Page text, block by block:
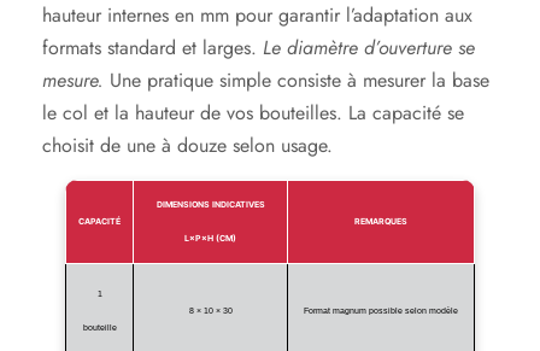
hauteur internes en mm pour garantir l’adaptation aux
formats standard et larges. Le diamètre d’ouverture se
mesure. Une pratique simple consiste à mesurer la base
le col et la hauteur de vos bouteilles. La capacité se
choisit de une à douze selon usage.
CAPACITÉ
DIMENSIONS INDICATIVES
L×P×H (CM)
REMARQUES
1
bouteille
8 × 10 × 30 Format magnum possible selon modèle